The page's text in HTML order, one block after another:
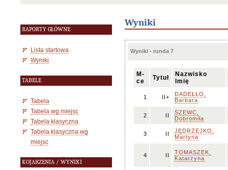
RAPORTY GŁÓWNE
Lista startowa
Wyniki
TABELE
Tabela
Tabela wg miejsc
Tabela klasyczna
Tabela klasyczna wg
miejsc
KOJARZENIA / WYNIKI
Wyniki
Wyniki - runda 7
M-
ce
Tytuł
Nazwisko
Imię
1 II+
DADEŁŁO,
Barbara
2 II
SZEWC,
Dobromiła
3 II
JĘDRZEJKO,
Martyna
4 II
TOMASZEK,
Katarzyna